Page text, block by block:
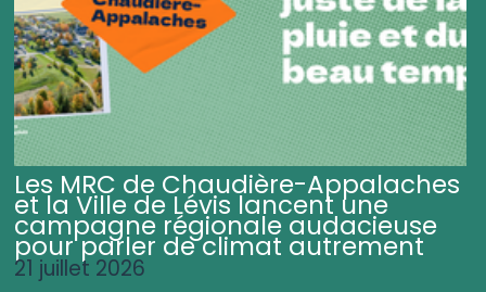
Les MRC de Chaudière-Appalaches
et la Ville de Lévis lancent une
campagne régionale audacieuse
pour parler de climat autrement
21 juillet 2026